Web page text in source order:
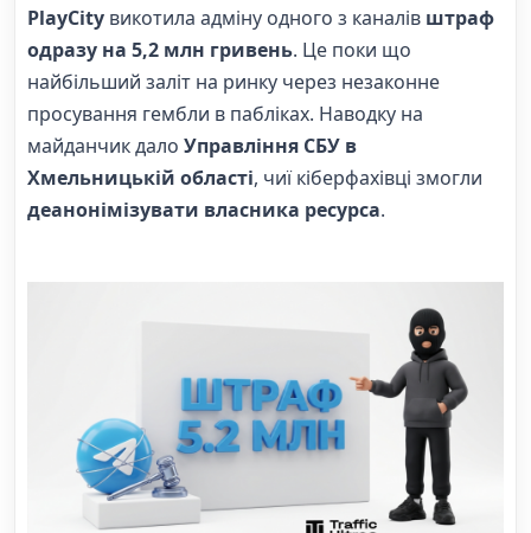
PlayCity викотила адміну одного з каналів штраф
одразу на 5,2 млн гривень. Це поки що
найбільший заліт на ринку через незаконне
просування гембли в пабліках. Наводку на
майданчик дало Управління СБУ в
Хмельницькій області, чиї кіберфахівці змогли
деанонімізувати власника ресурса.